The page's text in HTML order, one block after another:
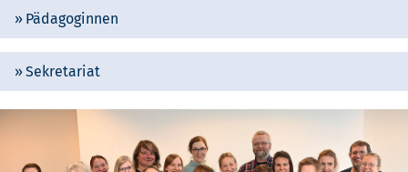
Pädagoginnen
Sekretariat